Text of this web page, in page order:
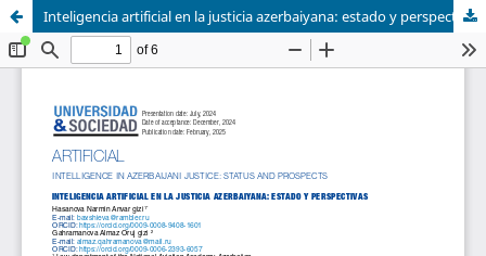
Inteligencia artificial en la justicia azerbaiyana: estado y perspectivas